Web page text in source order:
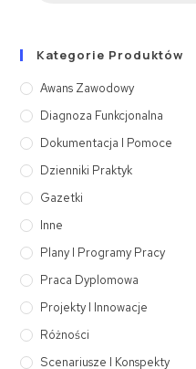
Kategorie Produktów
Awans Zawodowy
Diagnoza Funkcjonalna
Dokumentacja I Pomoce
Dzienniki Praktyk
Gazetki
Inne
Plany I Programy Pracy
Praca Dyplomowa
Projekty I Innowacje
Różności
Scenariusze I Konspekty